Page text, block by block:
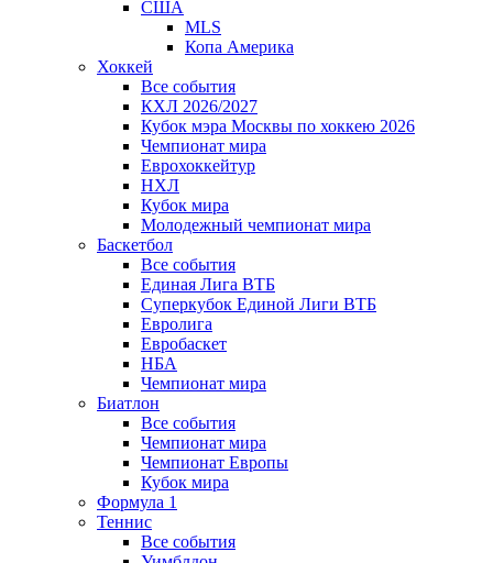
США
MLS
Копа Америка
Хоккей
Все события
КХЛ 2026/2027
Кубок мэра Москвы по хоккею 2026
Чемпионат мира
Еврохоккейтур
НХЛ
Кубок мира
Молодежный чемпионат мира
Баскетбол
Все события
Единая Лига ВТБ
Суперкубок Единой Лиги ВТБ
Евролига
Евробаскет
НБА
Чемпионат мира
Биатлон
Все события
Чемпионат мира
Чемпионат Европы
Кубок мира
Формула 1
Теннис
Все события